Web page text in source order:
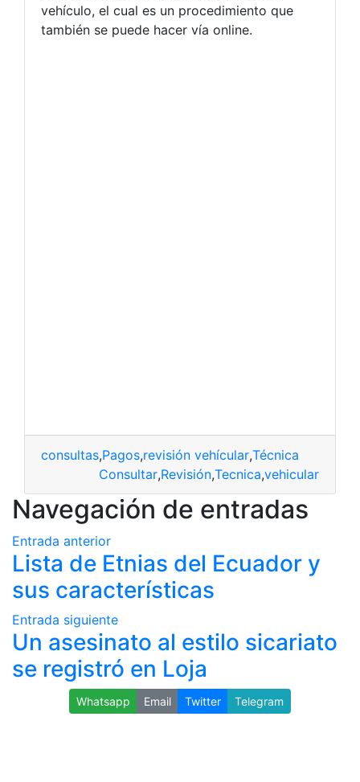
vehículo, el cual es un procedimiento que
también se puede hacer vía online.
consultas,Pagos,revisión vehícular,Técnica
Consultar,Revisión,Tecnica,vehicular
Navegación de entradas
Entrada anterior
Lista de Etnias del Ecuador y
sus características
Entrada siguiente
Un asesinato al estilo sicariato
se registró en Loja
Whatsapp Email Twitter Telegram